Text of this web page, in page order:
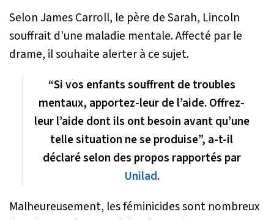
Selon James Carroll, le père de Sarah, Lincoln
souffrait d'une maladie mentale. Affecté par le
drame, il souhaite alerter à ce sujet.
“Si vos enfants souffrent de troubles
mentaux, apportez-leur de l’aide. Offrez-
leur l’aide dont ils ont besoin avant qu’une
telle situation ne se produise”, a-t-il
déclaré selon des propos rapportés par
Unilad.
Malheureusement, les féminicides sont nombreux